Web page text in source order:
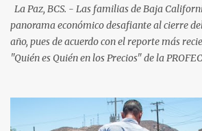
54%. "Estamos viendo un fenómeno de
vienen por el lujo de Los Cabos, sino por la
La Paz, BCS. - Las familias de Baja
panorama económico desafiante al cierre
año, pues de acuerdo con el reporte más
"Quién es Quién en los Precios" de la
datos correspondientes al cierre de marzo y
abril revelan que adquirir el paquete de los